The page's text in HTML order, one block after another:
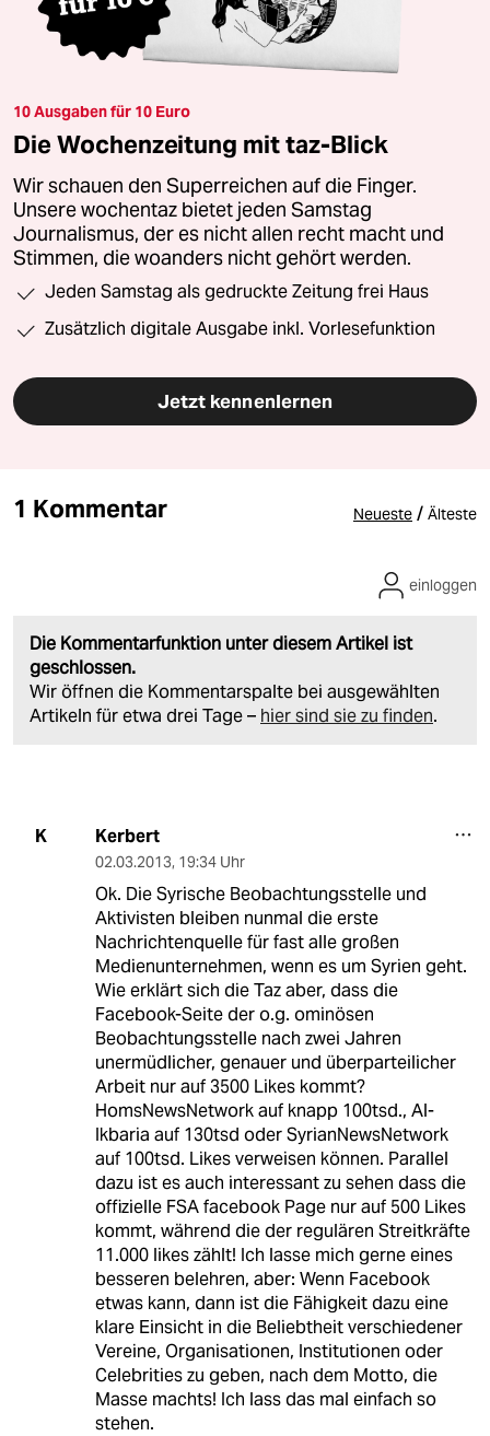
10 Ausgaben für 10 Euro
Die Wochenzeitung mit taz-Blick
Wir schauen den Superreichen auf die Finger.
Unsere wochentaz bietet jeden Samstag
Journalismus, der es nicht allen recht macht und
Stimmen, die woanders nicht gehört werden.
Jeden Samstag als gedruckte Zeitung frei Haus
Zusätzlich digitale Ausgabe inkl. Vorlesefunktion
Jetzt kennenlernen
1 Kommentar Neueste / Älteste
Die Kommentarfunktion unter diesem Artikel ist
geschlossen.
Wir öffnen die Kommentarspalte bei ausgewählten
Artikeln für etwa drei Tage – hier sind sie zu finden.
einloggen
K Kerbert
02.03.2013, 19:34 Uhr
Ok. Die Syrische Beobachtungsstelle und
Aktivisten bleiben nunmal die erste
Nachrichtenquelle für fast alle großen
Medienunternehmen, wenn es um Syrien geht.
Wie erklärt sich die Taz aber, dass die
Facebook-Seite der o.g. ominösen
Beobachtungsstelle nach zwei Jahren
unermüdlicher, genauer und überparteilicher
Arbeit nur auf 3500 Likes kommt?
HomsNewsNetwork auf knapp 100tsd., Al-
Ikbaria auf 130tsd oder SyrianNewsNetwork
auf 100tsd. Likes verweisen können. Parallel
dazu ist es auch interessant zu sehen dass die
offizielle FSA facebook Page nur auf 500 Likes
kommt, während die der regulären Streitkräfte
11.000 likes zählt! Ich lasse mich gerne eines
besseren belehren, aber: Wenn Facebook
etwas kann, dann ist die Fähigkeit dazu eine
klare Einsicht in die Beliebtheit verschiedener
Vereine, Organisationen, Institutionen oder
Celebrities zu geben, nach dem Motto, die
Masse machts! Ich lass das mal einfach so
stehen.